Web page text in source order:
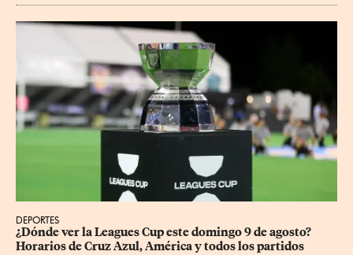
DEPORTES
¿Dónde ver la Leagues Cup este domingo 9 de agosto?
Horarios de Cruz Azul, América y todos los partidos